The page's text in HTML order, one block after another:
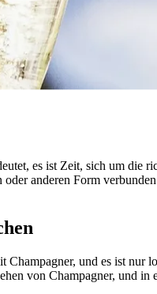
es ist Zeit, sich um die
anderen Form
und es ist nur
von Champagner, und